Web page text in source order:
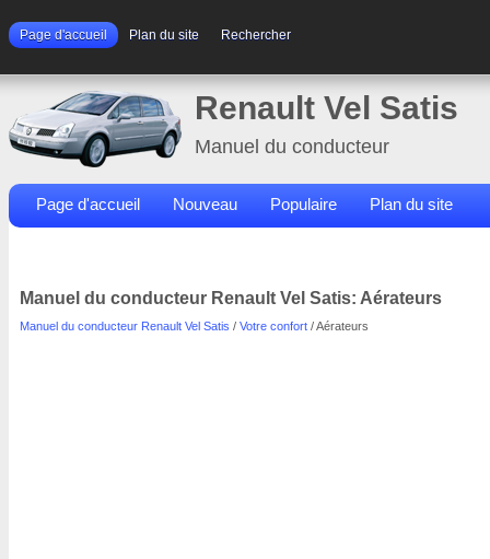
Page d'accueil Plan du site Rechercher
Renault Vel Satis
Manuel du conducteur
Page d'accueil Nouveau Populaire Plan du site
Manuel du conducteur Renault Vel Satis: Aérateurs
Manuel du conducteur Renault Vel Satis / Votre confort / Aérateurs